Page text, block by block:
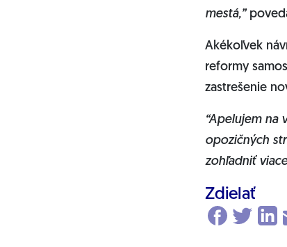
mestá,”
Akékoľvek
reformy
zastrešenie
“Apelujem na
opozičných
zohľadniť
Zdielať